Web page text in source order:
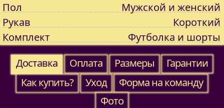
Пол
Мужской и женский
Рукав
Короткий
Комплект
Футболка и шорты
Доставка
Оплата Размеры
Гарантии
Как купить?
Уход
Форма на команду
Фото